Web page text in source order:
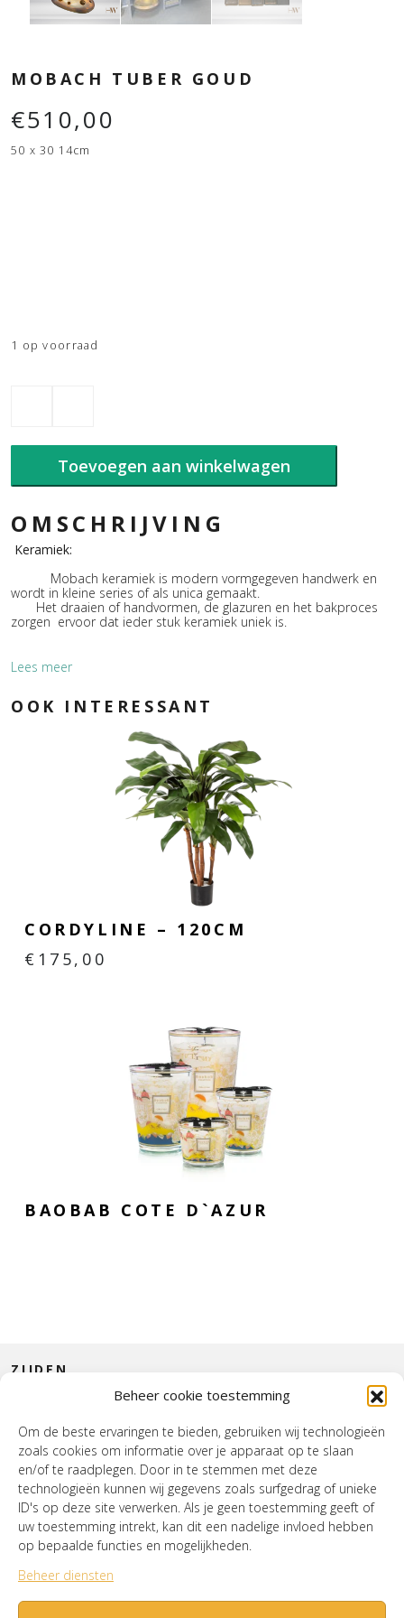
Beheer cookie toestemming
Om de beste ervaringen te bieden, gebruiken wij technologieën
zoals cookies om informatie over je apparaat op te slaan
en/of te raadplegen. Door in te stemmen met deze
technologieën kunnen wij gegevens zoals surfgedrag of unieke
ID's op deze site verwerken. Als je geen toestemming geeft of
uw toestemming intrekt, kan dit een nadelige invloed hebben
op bepaalde functies en mogelijkheden.
Beheer diensten
MOBACH TUBER GOUD
€510,00
50 x 30 14cm
1 op voorraad
Toevoegen aan winkelwagen
OMSCHRIJVING
Keramiek:
Mobach keramiek is modern vormgegeven handwerk en
wordt in kleine series of als unica gemaakt.
Het draaien of handvormen, de glazuren en het bakproces
zorgen ervoor dat ieder stuk keramiek uniek is.
Glazuur:
De glazuren, volgens eigen receptuur, zijn mineralen,
edelmetalen en oxiden gemengd met
glasgrondstoffen en eventueel mattering middelen.
Mobach keramiek dankt haar chique uitstraling aan de
exclusieve glazuren die naar eigen receptuur worden
samengesteld. Door de hoge stooktemperatuur is Mobach
keramiek zowel binnen als buiten toe te passen.
Lees meer
OOK INTERESSANT
CORDYLINE – 120CM
€ 175,00
BAOBAB COTE D`AZUR
HOUSE OF WURPEL
OPENINGSTIJDEN
ZIJDEN
INTERIEUR
Verzenden & RetournerenCookiebeleid (EU)